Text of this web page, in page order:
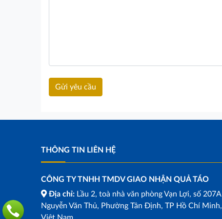
THÔNG TIN LIÊN HỆ
CÔNG TY TNHH TMDV GIAO NHẬN QUẢ TÁO
Địa chỉ: Lầu 2, toà nhà văn phòng Vạn Lợi, số 207A
Nguyễn Văn Thủ, Phường Tân Định, TP Hồ Chí Minh,